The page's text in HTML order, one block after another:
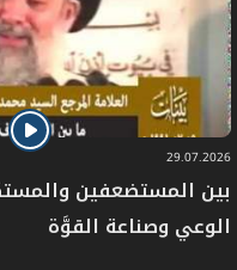
29.07.2026
بين المستضعفين
الوعي وصناعة القوَّة